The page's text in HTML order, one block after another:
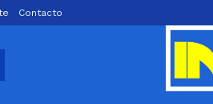
Contacto